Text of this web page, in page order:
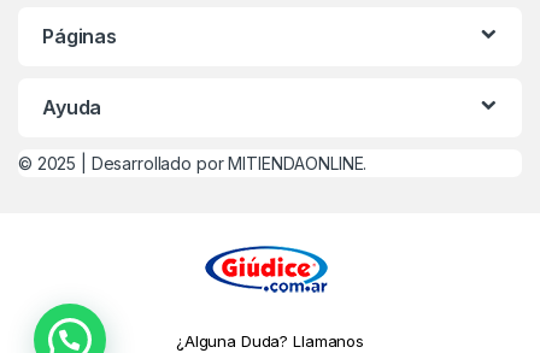
Páginas
Ayuda
© 2025 | Desarrollado por MITIENDAONLINE.
¿Alguna Duda? Llamanos